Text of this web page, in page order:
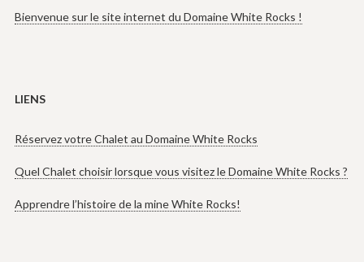
Bienvenue sur le site internet du Domaine White Rocks !
LIENS
Réservez votre Chalet au Domaine White Rocks
Quel Chalet choisir lorsque vous visitez le Domaine White Rocks ?
Apprendre l’histoire de la mine White Rocks!